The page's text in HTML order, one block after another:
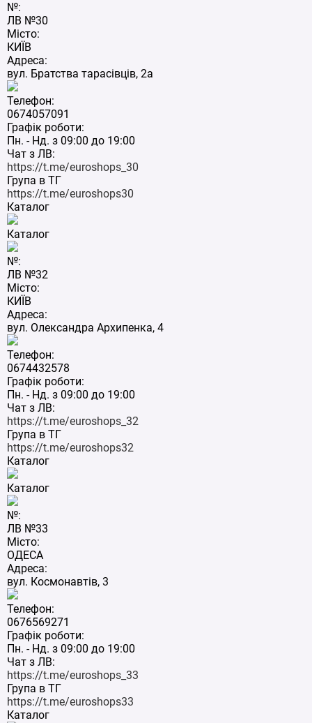
№:
ЛВ №30
Місто:
КИЇВ
Адреса:
вул. Братства тарасівців, 2а
Телефон:
0674057091
Графік роботи:
Пн. - Нд. з 09:00 до 19:00
Чат з ЛВ:
https://t.me/euroshops_30
Група в ТГ
https://t.me/euroshops30
Каталог
Каталог
№:
ЛВ №32
Місто:
КИЇВ
Адреса:
вул. Олександра Архипенка, 4
Телефон:
0674432578
Графік роботи:
Пн. - Нд. з 09:00 до 19:00
Чат з ЛВ:
https://t.me/euroshops_32
Група в ТГ
https://t.me/euroshops32
Каталог
Каталог
№:
ЛВ №33
Місто:
ОДЕСА
Адреса:
вул. Космонавтів, 3
Телефон:
0676569271
Графік роботи:
Пн. - Нд. з 09:00 до 19:00
Чат з ЛВ:
https://t.me/euroshops_33
Група в ТГ
https://t.me/euroshops33
Каталог